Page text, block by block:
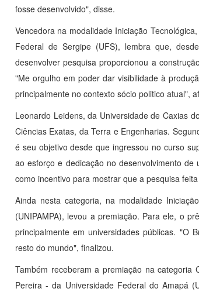
fosse desenvolvido", disse.
Vencedora na modalidade Iniciação
Federal de Sergipe (UFS), lembra que,
desenvolver pesquisa proporcionou a
"Me orgulho em poder dar visibilidade à
principalmente no contexto sócio politico atual",
Leonardo Leidens, da Universidade de Caxias
Ciências Exatas, da Terra e Engenharias.
é seu objetivo desde que ingressou no curso
ao esforço e dedicação no desenvolvimento
como incentivo para mostrar que a pesquisa
Ainda nesta categoria, na modalidade
(UNIPAMPA), levou a premiação. Para ele, o
principalmente em universidades públicas. "O
resto do mundo", finalizou.
Também receberam a premiação na categoria
Pereira - da Universidade Federal do Amapá